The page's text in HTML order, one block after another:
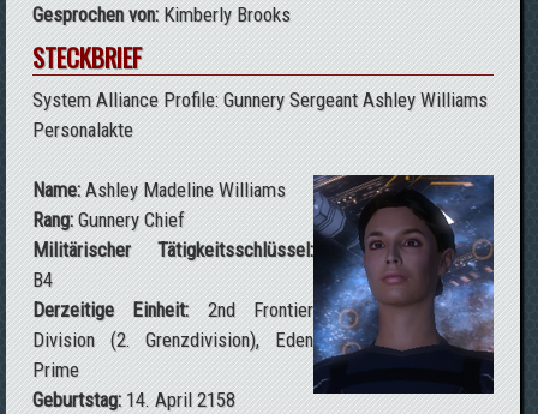
Gesprochen von:Kimberly Brooks
STECKBRIEF
System Alliance Profile: Gunnery Sergeant Ashley Williams
Personalakte
Name:Ashley Madeline Williams
Rang:Gunnery Chief
Militärischer Tätigkeitsschlüssel:
B4
Derzeitige Einheit:2nd Frontier
Division (2. Grenzdivision), Eden
Prime
Geburtstag:14. April 2158